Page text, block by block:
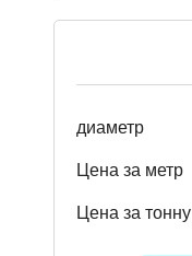
диаметр
Цена за метр
Цена за тонну